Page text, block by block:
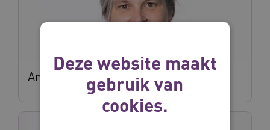
Annemarie Koopman
Deze website maakt
gebruik van
cookies.